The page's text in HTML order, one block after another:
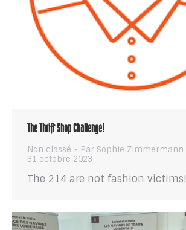
The Thrift Shop Challenge!
Non classé Par Sophie Zimmermann
31 octobre 2023
The 214 are not fashion victims!